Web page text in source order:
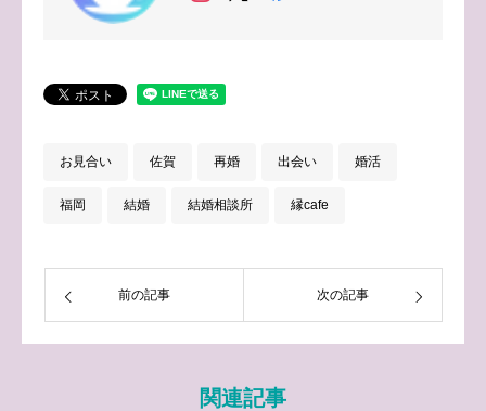
お見合い 佐賀 再婚 出会い 婚活
福岡 結婚 結婚相談所 縁cafe
前の記事 次の記事
関連記事